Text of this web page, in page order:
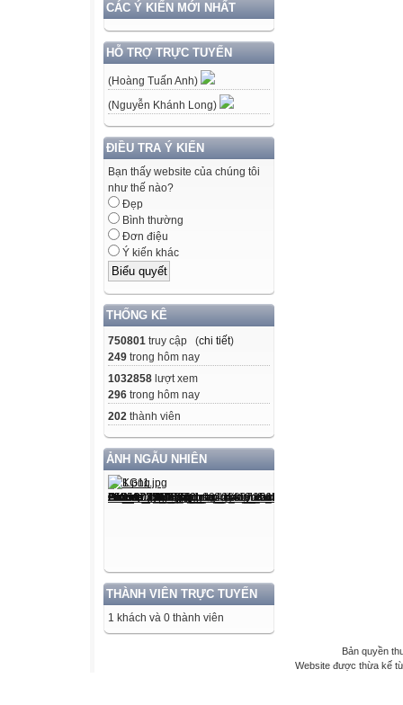
CÁC Ý KIẾN MỚI NHẤT
HỖ TRỢ TRỰC TUYẾN
(Hoàng Tuấn Anh)
(Nguyễn Khánh Long)
ĐIỀU TRA Ý KIẾN
Bạn thấy website của chúng tôi
như thế nào?
Đẹp
Bình thường
Đơn điệu
Ý kiến khác
THỐNG KÊ
750801 truy cập (chi tiết)
249 trong hôm nay
1032858 lượt xem
296 trong hôm nay
202 thành viên
ẢNH NGẪU NHIÊN
THÀNH VIÊN TRỰC TUYẾN
1 khách và 0 thành viên
Bản quyền
Website được thừa kế